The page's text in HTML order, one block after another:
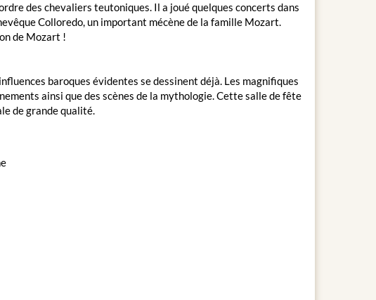
des chevaliers teutoniques. Il a joué quelques concerts dans
Colloredo, un important mécène de la famille Mozart.
de Mozart !
baroques évidentes se dessinent déjà. Les magnifiques
ainsi que des scènes de la mythologie. Cette salle de fête
de grande qualité.